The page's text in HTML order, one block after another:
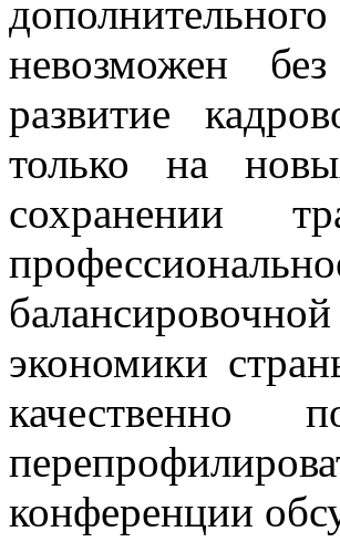
невозможен
развитие
только на
сохранении
экономики
качественно
конференции